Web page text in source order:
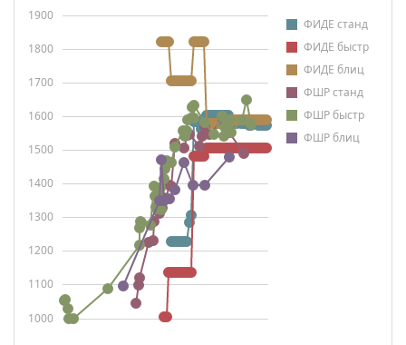
ФИДЕ станд
ФИДЕ быстр
ФИДЕ блиц
ФШР станд
ФШР быстр
ФШР блиц
1000
1100
1200
1300
1400
1500
1600
1700
1800
1900